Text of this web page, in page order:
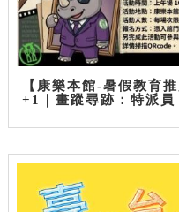
【康樂本館-暑假教育
+1｜畫蹤尋跡：特派員